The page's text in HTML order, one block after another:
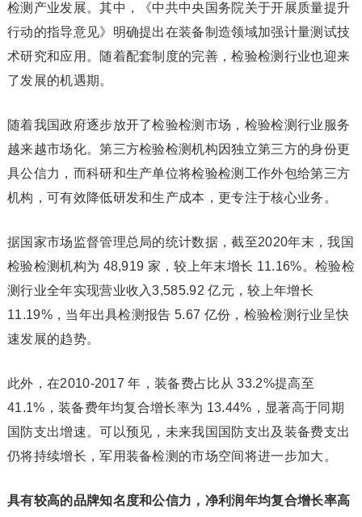
检测产业发展。其中，《中共中央国务院关于开展质量提升
行动的指导意见》明确提出在装备制造领域加强计量测试技
术研究和应用。随着配套制度的完善，检验检测行业也迎来
了发展的机遇期。
随着我国政府逐步放开了检验检测市场，检验检测行业服务
越来越市场化。第三方检验检测机构因独立第三方的身份更
具公信力，而科研和生产单位将检验检测工作外包给第三方
机构，可有效降低研发和生产成本，更专注于核心业务。
据国家市场监督管理总局的统计数据，截至2020年末，我国
检验检测机构为 48,919 家，较上年末增长 11.16%。检验检
测行业全年实现营业收入3,585.92 亿元，较上年增长
11.19%，当年出具检测报告 5.67 亿份，检验检测行业呈快
速发展的趋势。
此外，在2010-2017 年，装备费占比从 33.2%提高至
41.1%，装备费年均复合增长率为 13.44%，显著高于同期
国防支出增速。可以预见，未来我国国防支出及装备费支出
仍将持续增长，军用装备检测的市场空间将进一步加大。
具有较高的品牌知名度和公信力，净利润年均复合增长率高